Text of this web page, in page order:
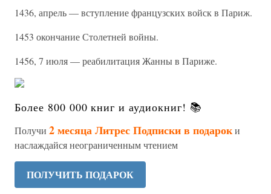
1436, апрель — вступление французских войск в Париж.
1453 окончание Столетней войны.
1456, 7 июля — реабилитация Жанны в Париже.
Более 800 000 книг и аудиокниг! 📚
Получи 2 месяца Литрес Подписки в подароки
наслаждайся неограниченным чтением
ПОЛУЧИТЬ ПОДАРОК